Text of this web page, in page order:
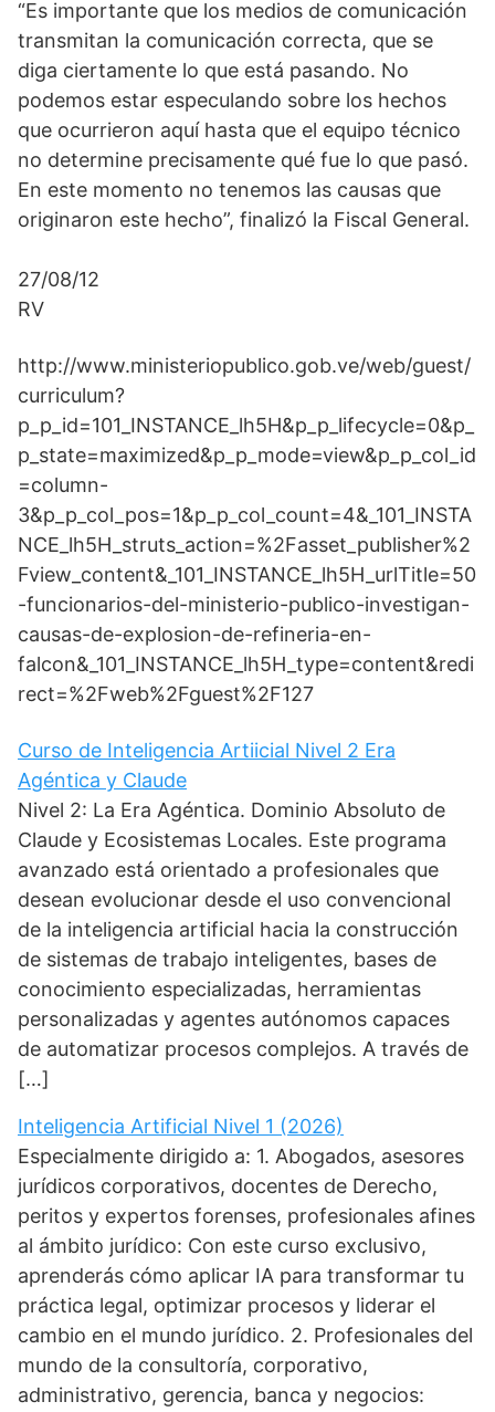
“Es importante que los medios de comunicación
transmitan la comunicación correcta, que se
diga ciertamente lo que está pasando. No
podemos estar especulando sobre los hechos
que ocurrieron aquí hasta que el equipo técnico
no determine precisamente qué fue lo que pasó.
En este momento no tenemos las causas que
originaron este hecho”, finalizó la Fiscal General.
27/08/12
RV
http://www.ministeriopublico.gob.ve/web/guest/
curriculum?
p_p_id=101_INSTANCE_lh5H&p_p_lifecycle=0&p_
p_state=maximized&p_p_mode=view&p_p_col_id
=column-
3&p_p_col_pos=1&p_p_col_count=4&_101_INSTA
NCE_lh5H_struts_action=%2Fasset_publisher%2
Fview_content&_101_INSTANCE_lh5H_urlTitle=50
-funcionarios-del-ministerio-publico-investigan-
causas-de-explosion-de-refineria-en-
falcon&_101_INSTANCE_lh5H_type=content&redi
rect=%2Fweb%2Fguest%2F127
Curso de Inteligencia Artiicial Nivel 2 Era
Agéntica y Claude
Nivel 2: La Era Agéntica. Dominio Absoluto de
Claude y Ecosistemas Locales. Este programa
avanzado está orientado a profesionales que
desean evolucionar desde el uso convencional
de la inteligencia artificial hacia la construcción
de sistemas de trabajo inteligentes, bases de
conocimiento especializadas, herramientas
personalizadas y agentes autónomos capaces
de automatizar procesos complejos. A través de
[…]
Inteligencia Artificial Nivel 1 (2026)
Especialmente dirigido a: 1. Abogados, asesores
jurídicos corporativos, docentes de Derecho,
peritos y expertos forenses, profesionales afines
al ámbito jurídico: Con este curso exclusivo,
aprenderás cómo aplicar IA para transformar tu
práctica legal, optimizar procesos y liderar el
cambio en el mundo jurídico. 2. Profesionales del
mundo de la consultoría, corporativo,
administrativo, gerencia, banca y negocios: